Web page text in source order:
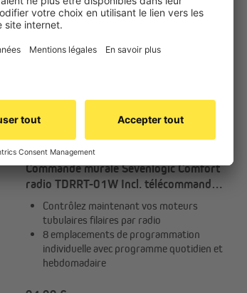
JAROLIFT
Commande murale Sevenlogic Comfort
radio TDRRT-01W Incl. télécommande
TDRC | 2x TDRRT-01W + 1x TDRC 08
Contrôlez maintenant vos moteurs
tubulaires filaires par radio
8 emplacements de programmation
individuelle avec programme quotidien et
hebdomadaire